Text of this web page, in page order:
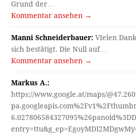
Grund der…
Kommentar ansehen →
Manni Schneiderbauer: VIelen
sich bestätigt. Die Null auf…
Kommentar ansehen →
Markus A.:
https://www.google.at/maps/